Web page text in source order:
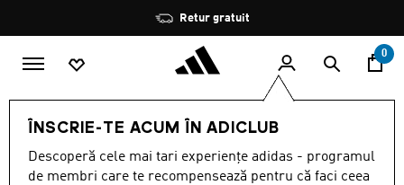
Oprește
rotația
Retur gratuit
0
ÎNSCRIE-TE ACUM ÎN ADICLUB
Descoperă cele mai tari experiențe adidas - programul
de membri care te recompensează pentru că faci ceea
COPII
COLANȚI ESSENTIALS CU 3